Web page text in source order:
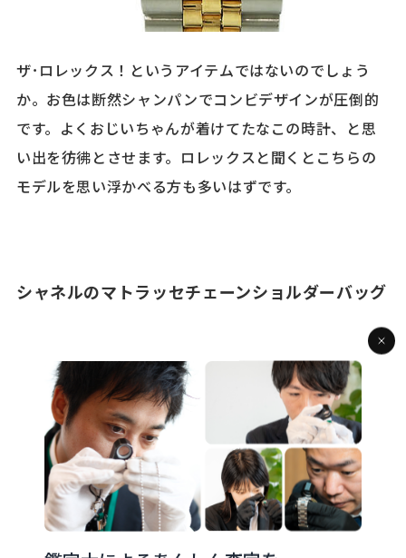
ザ･ロレックス！というアイテムではないのでしょう
か。お色は断然シャンパンでコンビデザインが圧倒的
です。よくおじいちゃんが着けてたなこの時計、と思
い出を彷彿とさせます。ロレックスと聞くとこちらの
モデルを思い浮かべる方も多いはずです。
シャネルのマトラッセチェーンショルダーバッグ